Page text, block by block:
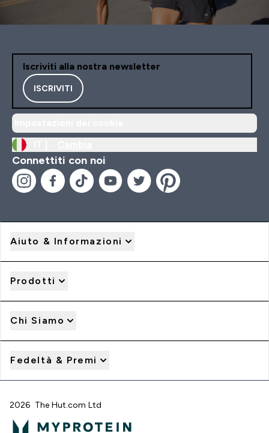
Iscriviti alla nostra newsletter
ISCRIVITI
Connettiti con noi
Aiuto & Informazioni
Prodotti
Chi Siamo
Fedeltà & Premi
2026 The Hut.com Ltd